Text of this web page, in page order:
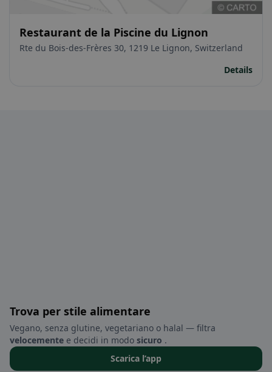
Restaurant de la Piscine du Lignon
Rte du Bois-des-Frères 30, 1219 Le Lignon, Switzerland
Details
Trova per stile alimentare
Vegano, senza glutine, vegetariano o halal — filtra
velocemente e decidi in modo sicuro .
Scarica l’app